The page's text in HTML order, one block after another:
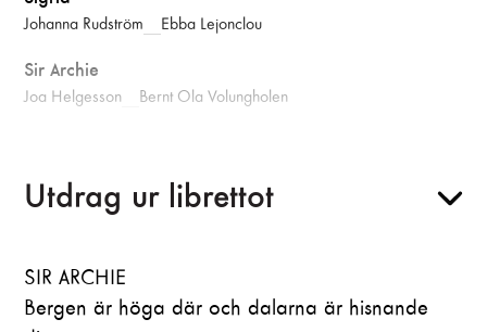
Johanna Rudström Ebba Lejonclou
Sir Archie
Joa Helgesson Bernt Ola Volungholen
Skepparen
Skepparen/Sir Reginald
Caspar Engdahl
Utdrag ur librettot
SIR ARCHIE
Bergen är höga där och dalarna är hisnande